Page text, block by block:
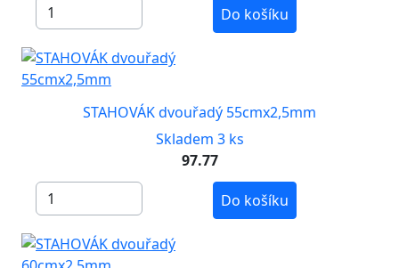
Do košíku
STAHOVÁK dvouřadý 55cmx2,5mm
Skladem 3 ks
97.77
Do košíku